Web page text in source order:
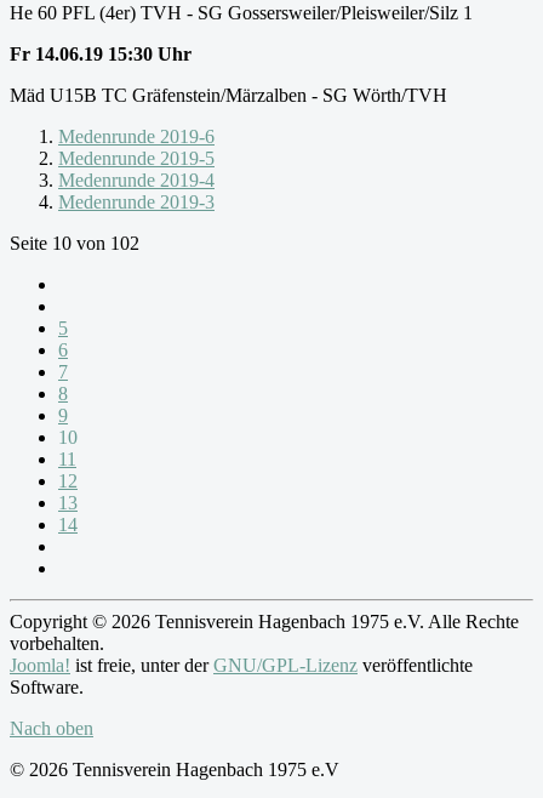
He 60 PFL (4er) TVH - SG Gossersweiler/Pleisweiler/Silz 1
Fr 14.06.19 15:30 Uhr
Mäd U15B TC Gräfenstein/Märzalben - SG Wörth/TVH
Medenrunde 2019-6
Medenrunde 2019-5
Medenrunde 2019-4
Medenrunde 2019-3
Seite 10 von 102
5
6
7
8
9
10
11
12
13
14
Copyright © 2026 Tennisverein Hagenbach 1975 e.V. Alle Rechte
vorbehalten.
Joomla! ist freie, unter derGNU/GPL-Lizenz veröffentlichte
Software.
Nach oben
© 2026 Tennisverein Hagenbach 1975 e.V